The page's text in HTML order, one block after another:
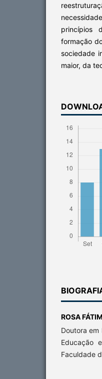
princípios
formação
sociedade
maior, da
ROSA
Doutora
Educação
Faculdade